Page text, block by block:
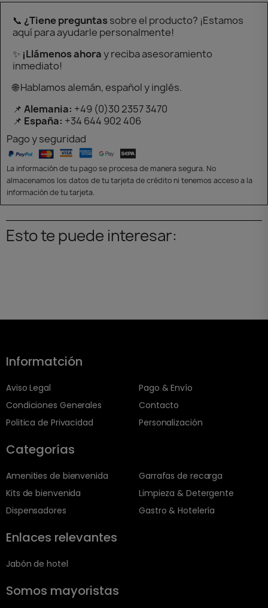
📞 ¿Tiene preguntassobre el producto? ¡Estamos
aquí para ayudarle personalmente!
✨ ¡Llámenos ahoray reciba asesoramiento
inmediato!
🌐 Hablamos alemán, español y inglés.
📌 Alemania: +49 (0)30 2357 3470
📌 España: +34 644 902 406
Pago y seguridad
La información de tu pago se procesa de manera segura. No
almacenamos los datos de tu tarjeta de crédito ni tenemos acceso a la
información de tu tarjeta.
Esto te puede interesar:
Informatción
Aviso Legal
Condiciones Generales
Politica de Privacidad
Pago & Envío
Contacto
Personalización
Categorías
Amenities de bienvenida
Kits de bienvenida
Dispensadores
Garrafas de recarga
Limpieza & Detergente
Gastro & Hotelería
Enlaces relevantes
Jabón de hotel
Somos mayoristas